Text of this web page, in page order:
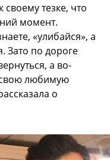
своему тезке, что
момент.
«улибайся», а
Зато по дороге
а во-
свою любимую
о